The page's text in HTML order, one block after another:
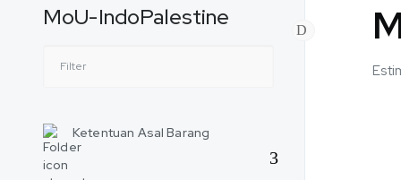
MoU-IndoPalestine
Ketentuan Asal Barang